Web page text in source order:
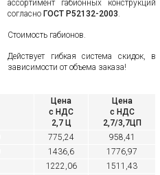
ассортимент габионных конструкций
согласно ГОСТ Р52132-2003.
Стоимость габионов.
Действует гибкая система скидок, в
зависимости от объема заказа!
Цена
с НДС
2,7 Ц
Цена
с НДС
2,7/3,7ЦП
775,24
958,41
1436,6
1776,97
1222,06
1511,43